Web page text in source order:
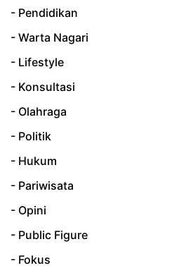
- Pendidikan
- Warta Nagari
- Lifestyle
- Konsultasi
- Olahraga
- Politik
- Hukum
- Pariwisata
- Opini
- Public Figure
- Fokus